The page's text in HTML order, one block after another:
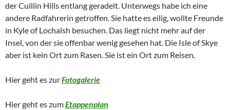
der Cuillin Hills entlang geradelt. Unterwegs habe ich eine
andere Radfahrerin getroffen. Sie hatte es eilig, wollte Freunde
in Kyle of Lochalsh besuchen. Das liegt nicht mehr auf der
Insel, von der sie offenbar wenig gesehen hat. Die Isle of Skye
aber ist kein Ort zum Rasen. Sie ist ein Ort zum Reisen.
Hier geht es zurFotogalerie
Hier geht es zumEtappenplan